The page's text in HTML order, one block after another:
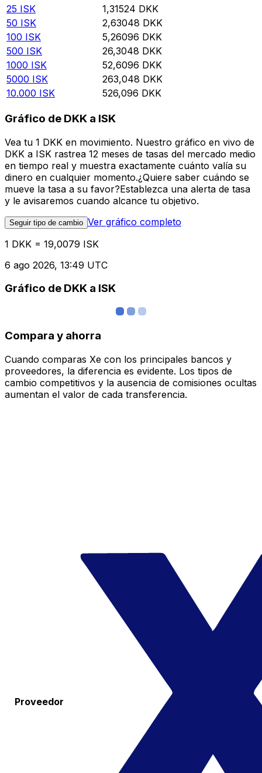
25 ISK 1,31524 DKK
50 ISK 2,63048 DKK
100 ISK 5,26096 DKK
500 ISK 26,3048 DKK
1000 ISK 52,6096 DKK
5000 ISK 263,048 DKK
10.000 ISK 526,096 DKK
Gráfico de DKK a ISK
Vea tu 1 DKK en movimiento. Nuestro gráfico en vivo de
DKK a ISK rastrea 12 meses de tasas del mercado medio
en tiempo real y muestra exactamente cuánto valía su
dinero en cualquier momento.¿Quiere saber cuándo se
mueve la tasa a su favor?Establezca una alerta de tasa
y le avisaremos cuando alcance tu objetivo.
Seguir tipo de cambio Ver gráfico completo
1 DKK = 19,0079 ISK
6 ago 2026, 13:49 UTC
Gráfico de DKK a ISK
Compara y ahorra
Cuando comparas Xe con los principales bancos y
proveedores, la diferencia es evidente. Los tipos de
cambio competitivos y la ausencia de comisiones ocultas
aumentan el valor de cada transferencia.
Proveedor